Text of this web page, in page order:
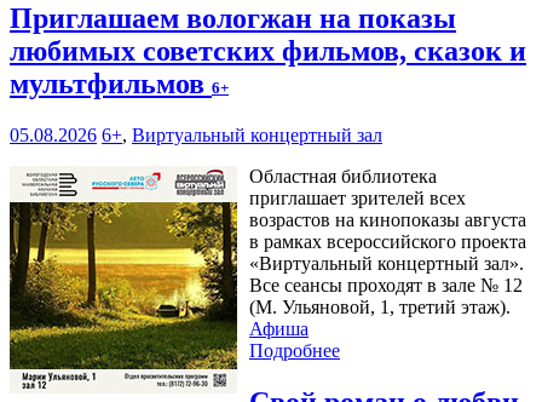
Приглашаем вологжан на показы
любимых советских фильмов, сказок и
мультфильмов 6+
05.08.2026 6+, Виртуальный концертный зал
Областная библиотека
приглашает зрителей всех
возрастов на кинопоказы августа
в рамках всероссийского проекта
«Виртуальный концертный зал».
Все сеансы проходят в зале № 12
(М. Ульяновой, 1, третий этаж).
Афиша
Подробнее